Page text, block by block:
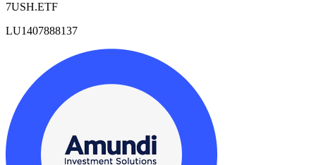
7USH.ETF
LU1407888137